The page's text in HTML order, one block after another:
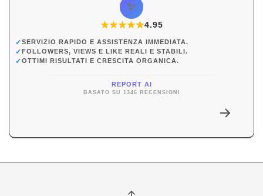
✨
★★★★★
★4.95
✓SERVIZIO RAPIDO E ASSISTENZA IMMEDIATA.
✓FOLLOWERS, VIEWS E LIKE REALI E STABILI.
✓OTTIMI RISULTATI E CRESCITA ORGANICA.
REPORT AI
BASATO SU 1346 RECENSIONI